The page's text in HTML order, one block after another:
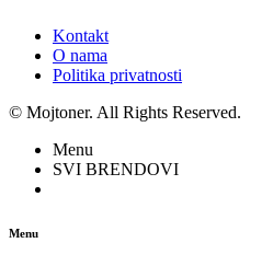
Kontakt
O nama
Politika privatnosti
© Mojtoner. All Rights Reserved.
Menu
SVI BRENDOVI
Menu